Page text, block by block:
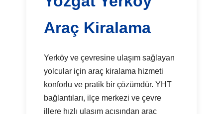
Araç Kiralama
Yerköy ve çevresine ulaşım sağlayan
yolcular için araç kiralama hizmeti
konforlu ve pratik bir çözümdür. YHT
bağlantıları, ilçe merkezi ve çevre
illere hızlı ulaşım açısından araç